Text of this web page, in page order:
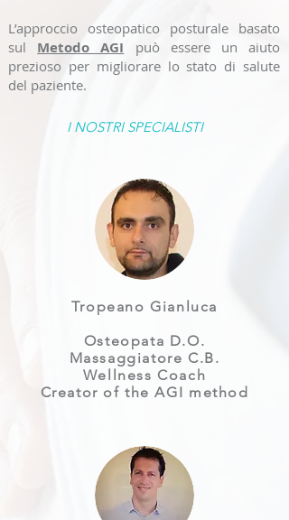
L’approccio osteopatico posturale basato
sul Metodo AGI può essere un aiuto
prezioso per migliorare lo stato di salute
del paziente.
I NOSTRI SPECIALISTI
Tropeano Gianluca
Osteopata D.O.
Massaggiatore C.B.
Wellness Coach
Creator of the AGI method